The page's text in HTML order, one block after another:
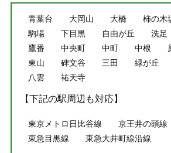
青葉台 大岡山 大橋 柿の木
駒場
下目黒 自由が丘 洗足
鷹番
中央町 中町 中根
東山
碑文谷 三田 緑が丘
八雲
祐天寺
【下記の駅周辺も対応】
東京メトロ日比谷線 京王井の頭線
東急目黒線
東急大井町線沿線